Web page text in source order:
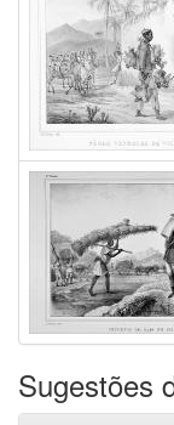
Sugestões